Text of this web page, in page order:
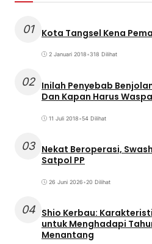
01 Kota Tangsel Kena
2 Januari 2018•318 Dilihat
02 Inilah Penyebab
Dan Kapan Harus
11 Juli 2018•54 Dilihat
03 Nekat Beroperasi,
Satpol PP
26 Juni 2026•20 Dilihat
04 Shio Kerbau:
untuk Menghadapi
Menantang